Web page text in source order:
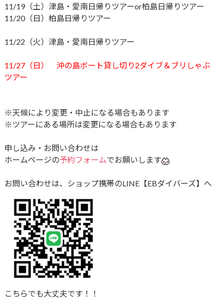
11/19（土）津島・愛南日帰りツアーor柏島日帰りツアー
11/20（日）柏島日帰りツアー
11/22（火）津島・愛南日帰りツアー
11/27（日） 沖の島ボート貸し切り2ダイブ＆ブリしゃぶ
ツアー
※天候により変更・中止になる場合もあります
※ツアーにある場所は変更になる場合もあります
申し込み・お問い合わせは
ホームページの予約フォームでお願いします
お問い合わせは、ショップ携帯のLINE【EBダイバーズ】へ
こちらでも大丈夫です！！